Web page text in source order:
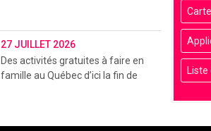
27 JUILLET 2026
Des activités gratuites à faire en
famille au Québec d’ici la fin de